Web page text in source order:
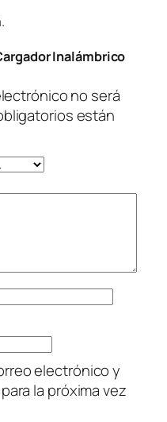
Inalámbrico
no será
están
electrónico y
la próxima vez